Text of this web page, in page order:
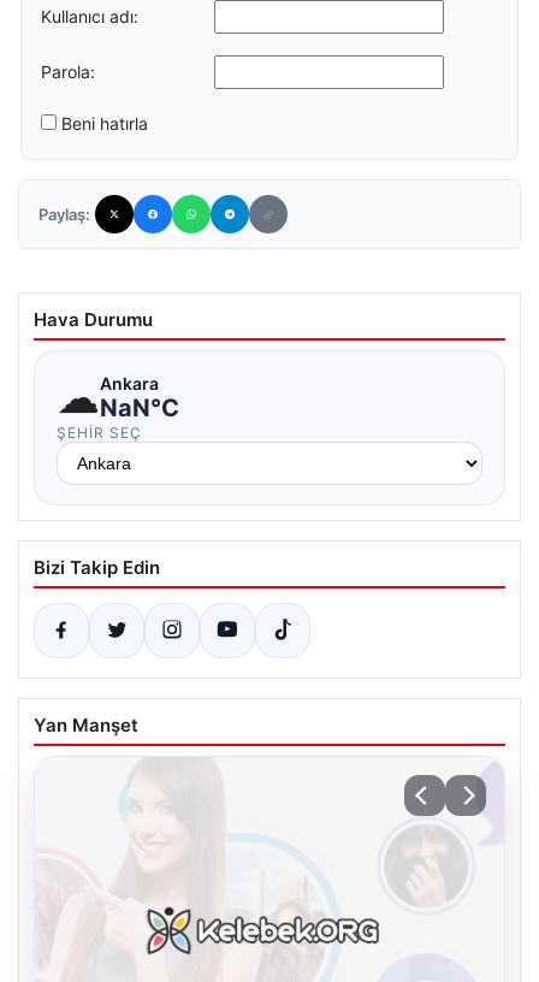
Kullanıcı adı:
Parola:
Beni hatırla
Paylaş:
Hava Durumu
☁Ankara
NaN°C
ŞEHIR SEÇ
Bizi Takip Edin
Yan Manşet